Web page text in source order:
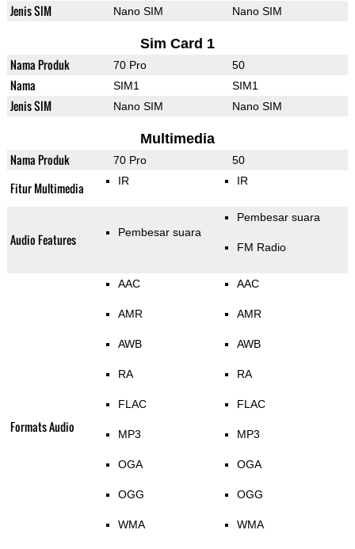
Jenis SIM Nano SIM Nano SIM
Sim Card 1
Nama Produk 70 Pro 50
Nama SIM1 SIM1
Jenis SIM Nano SIM Nano SIM
Multimedia
Nama Produk 70 Pro 50
Fitur Multimedia IR IR
Audio Features Pembesar suara
Pembesar suara
FM Radio
Formats Audio
AAC
AMR
AWB
RA
FLAC
MP3
OGA
OGG
WMA
AAC
AMR
AWB
RA
FLAC
MP3
OGA
OGG
WMA